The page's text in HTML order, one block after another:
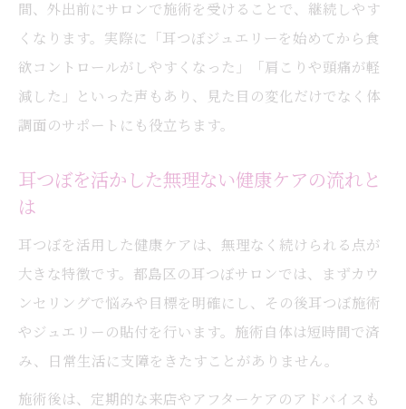
ト術
耳つぼ施術で長く健康美を維持する方法
間、外出前にサロンで施術を受けることで、継続しやす
くなります。実際に「耳つぼジュエリーを始めてから食
欲コントロールがしやすくなった」「肩こりや頭痛が軽
減した」といった声もあり、見た目の変化だけでなく体
調面のサポートにも役立ちます。
耳つぼを活かした無理ない健康ケアの流れと
は
耳つぼを活用した健康ケアは、無理なく続けられる点が
大きな特徴です。都島区の耳つぼサロンでは、まずカウ
ンセリングで悩みや目標を明確にし、その後耳つぼ施術
やジュエリーの貼付を行います。施術自体は短時間で済
み、日常生活に支障をきたすことがありません。
施術後は、定期的な来店やアフターケアのアドバイスも